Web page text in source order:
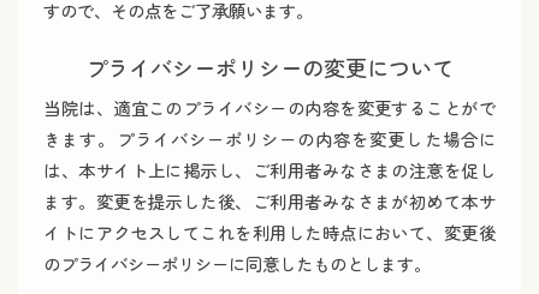
すので、その点をご了承願います。
プライバシーポリシーの変更について
当院は、適宜このプライバシーの内容を変更することがで
きます。プライバシーポリシーの内容を変更した場合に
は、本サイト上に掲示し、ご利用者みなさまの注意を促し
ます。変更を提示した後、ご利用者みなさまが初めて本サ
イトにアクセスしてこれを利用した時点において、変更後
のプライバシーポリシーに同意したものとします。